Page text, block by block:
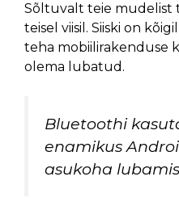
Sõltuvalt teie mudelist
teisel viisil. Siiski on
teha mobiilirakenduse
olema lubatud.
Bluetoothi
enamikus
asukoha